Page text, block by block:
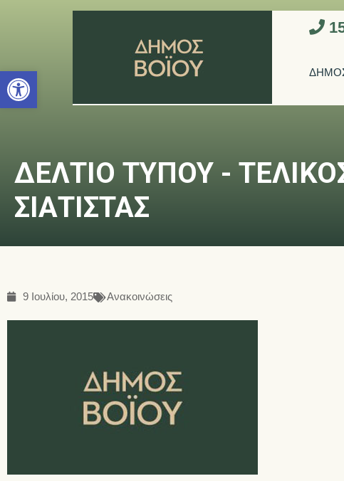
Ανοίξτε τη γραμμή εργαλείων
ΔΕΛΤΙΟ ΤΥΠΟΥ -
ΣΙΑΤΙΣΤΑΣ
9 Ιουλίου, 2015 Ανακοινώσεις